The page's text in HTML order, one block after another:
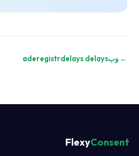
← وبaderegistrdelays delays
FlexyConsent